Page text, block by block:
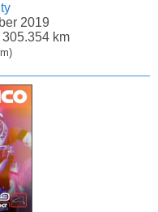
2019
km